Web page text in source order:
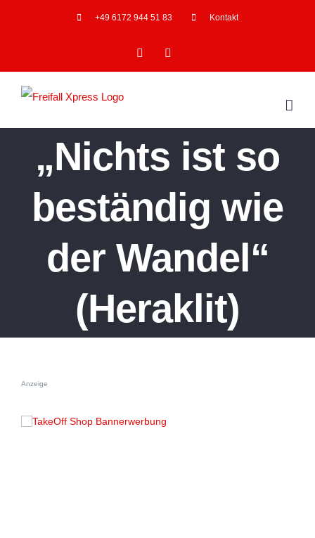
+49 6172 944 51 83 Kontakt
Facebook
„Nichts ist so
beständig wie
der Wandel“
(Heraklit)
Anzeige